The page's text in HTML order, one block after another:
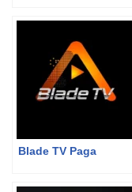
Blade TV Paga